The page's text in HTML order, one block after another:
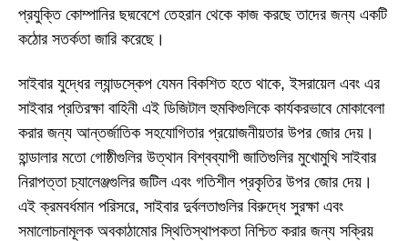
প্রযুক্তি কোম্পানির ছদ্মবেশে তেহরান থেকে কাজ করছে তাদের জন্য একটি
কঠোর সতর্কতা জারি করেছে।
সাইবার যুদ্ধের ল্যান্ডস্কেপ যেমন বিকশিত হতে থাকে, ইসরায়েল এবং এর
সাইবার প্রতিরক্ষা বাহিনী এই ডিজিটাল হুমকিগুলিকে কার্যকরভাবে মোকাবেলা
করার জন্য আন্তর্জাতিক সহযোগিতার প্রয়োজনীয়তার উপর জোর দেয়।
হান্ডালার মতো গোষ্ঠীগুলির উত্থান বিশ্বব্যাপী জাতিগুলির মুখোমুখি সাইবার
নিরাপত্তা চ্যালেঞ্জগুলির জটিল এবং গতিশীল প্রকৃতির উপর জোর দেয়।
এই ক্রমবর্ধমান পরিসরে, সাইবার দুর্বলতাগুলির বিরুদ্ধে সুরক্ষা এবং
সমালোচনামূলক অবকাঠামোর স্থিতিস্থাপকতা নিশ্চিত করার জন্য সক্রিয়